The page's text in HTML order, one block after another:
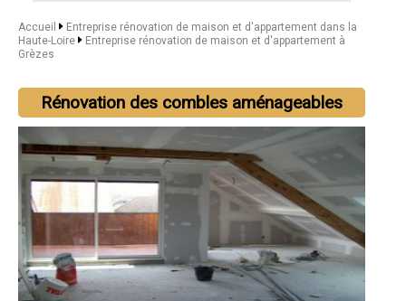
Accueil
Entreprise rénovation de maison et d'appartement dans la
Haute-Loire
Entreprise rénovation de maison et d'appartement à
Grèzes
Rénovation des combles aménageables